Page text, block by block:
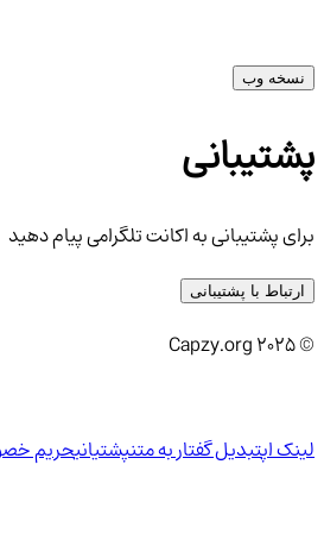
نسخه وب
پشتیبانی
برای پشتیبانی به اکانت تلگرامی پیام دهید
ارتباط با پشتیبانی
© ۲۰۲۵ Capzy.org
لینک اپتبدیل گفتار به متنپشتیانیحریم